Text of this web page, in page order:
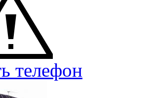
телефон